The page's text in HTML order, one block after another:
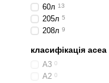
60л 13
205л 5
208л 9
класифікація acea
A3 0
A2 0